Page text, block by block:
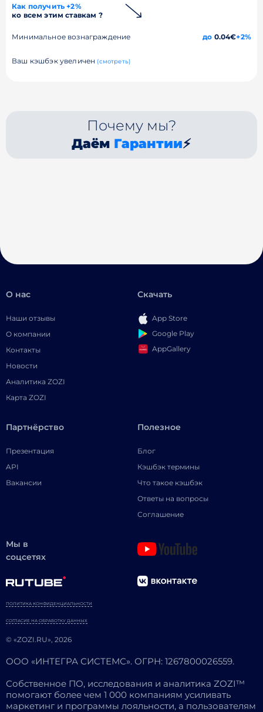
Как получить +2%
ко всем этим ставкам ?
Минимальное вознаграждение до 0.04€+2%
Ваш кэшбэк увеличен (смотреть)
Почему мы?
Даём Гарантии⚡
О нас
Наши отзывы
О компании
Контакты
Новости
Аналитика ZOZI
Карта ZOZI
Скачать
App Store
Google Play
AppGallery
Партнёрство
Презентация
API
Вакансии
Полезное
Блог
Кэшбэк термины
Что такое кэшбэк
Ответы на вопросы
Соглашение
Мы в
соцсетях
© «ZOZI.RU», 2026
ПОЛИТИКА КОНФИДЕНЦИАЛЬНОСТИ
СОГЛАСИЕ НА ОБРАБОТКУ ДАННЫХ
ООО «ИНТЕГРА СИСТЕМС». ОГРН: 1267800026559.
Собственное ПО, исследования и аналитика ZOZI™
помогают более чем 1 000 компаниям усиливать
маркетинг и программы лояльности, а пользователям